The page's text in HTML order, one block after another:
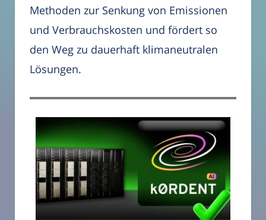
Methoden zur Senkung von Emissionen
und Verbrauchskosten und fördert so
den Weg zu dauerhaft klimaneutralen
Lösungen.